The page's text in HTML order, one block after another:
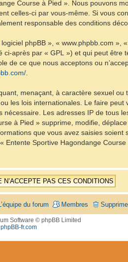
Course à Pied ». Nous pouvons
celles-ci par vous-même. Si vous
responsable des conditions
phpBB », « www.phpbb.com »,
ci-après par « GPL ») et qui peut être
de ce que nous acceptons ou
.
menaçant, à caractère sexuel
les lois internationales. Le faire
Les adresses IP de tous
à Pied » supprime, modifie,
que vous avez saisies
Sportive Hagondange
Membres
L’équipe du forum
Software © phpBB Limited
phpBB-fr.com